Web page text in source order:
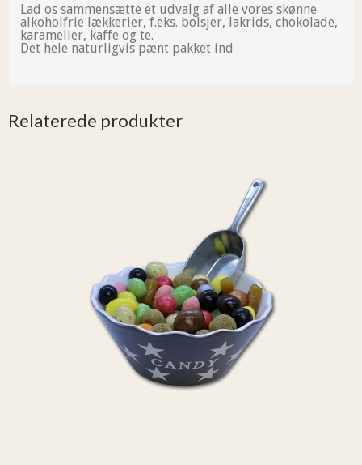
Lad os sammensætte et udvalg af alle vores skønne
alkoholfrie lækkerier, f.eks. bolsjer, lakrids, chokolade,
karameller, kaffe og te.
Det hele naturligvis pænt pakket ind
Relaterede produkter